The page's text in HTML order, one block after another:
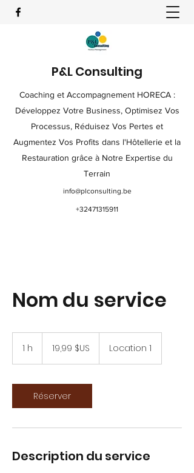
P&L Consulting
Coaching et Accompagnement HORECA :
Développez Votre Business, Optimisez Vos
Processus, Réduisez Vos Pertes et
Augmentez Vos Profits dans l'Hôtellerie et la
Restauration grâce à Notre Expertise du
Terrain
info@plconsulting.be
+32471315911
Nom du service
1 h
Unis
19,99 $US Location 1
Réserver
Description du service